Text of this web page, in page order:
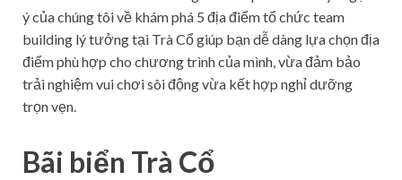
ý của chúng tôi về khám phá 5 địa điểm tổ chức team
building lý tưởng tại Trà Cổ giúp bạn dễ dàng lựa chọn địa
điểm phù hợp cho chương trình của mình, vừa đảm bảo
trải nghiệm vui chơi sôi động vừa kết hợp nghỉ dưỡng
trọn vẹn.
Bãi biển Trà Cổ